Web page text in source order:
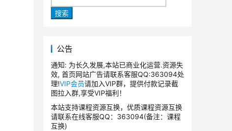
搜索
公告
通知: 为长久发展,本站已商业化运营.资源失
效, 首页网站广告请联系客服QQ:363094处
理!VIP会员请加入VIP群，提供付款记录截
图拉入群,享受VIP福利！
本站支持课程资源互换，优质课程资源互换
请联系在线客服QQ：363094(备注：课程
互换)